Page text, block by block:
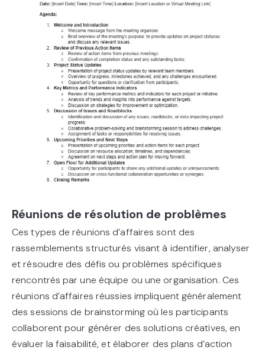
Réunions de résolution de problèmes
Ces types de réunions d’affaires sont des
rassemblements structurés visant à identifier, analyser
et résoudre des défis ou problèmes spécifiques
rencontrés par une équipe ou une organisation. Ces
réunions d’affaires réussies impliquent généralement
des sessions de brainstorming où les participants
collaborent pour générer des solutions créatives, en
évaluer la faisabilité, et élaborer des plans d’action